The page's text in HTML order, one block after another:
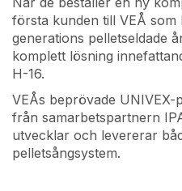
första kunden till VEÅ som
generations pelletseldade
komplett lösning
H-16.
VEÅs beprövade
från samarbetspartnern
utvecklar och levererar
pelletsångsystem.